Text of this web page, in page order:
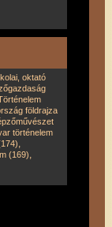
oktató
földrajza
történelem
,
(169),